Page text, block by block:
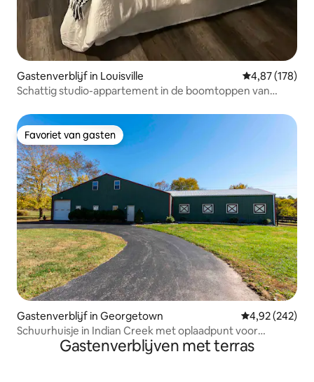
Gastenverblijf in Louisville Gemiddelde
4,87 (178)
Schattig studio-appartement in de boomtoppen van
Favoriet van gasten
Favoriet van gasten
Gastenverblijf in Georgetown Gemiddelde
4,92 (242)
Schuurhuisje in Indian Creek met oplaadpunt voor
elektrische auto's en campers
Gastenverblijven met terras